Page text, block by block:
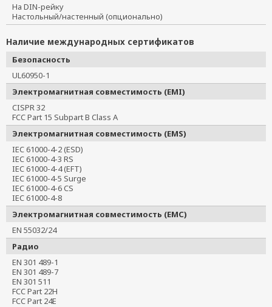
На DIN-рейку
Настольный/настенный (опционально)
Наличие международных сертификатов
Безопасность
UL60950-1
Электромагнитная совместимость (EMI)
CISPR 32
FCC Part 15 Subpart B Class A
Электромагнитная совместимость (EMS)
IEC 61000-4-2 (ESD)
IEC 61000-4-3 RS
IEC 61000-4-4 (EFT)
IEC 61000-4-5 Surge
IEC 61000-4-6 CS
IEC 61000-4-8
Электромагнитная совместимость (EMC)
EN 55032/24
Радио
EN 301 489-1
EN 301 489-7
EN 301 511
FCC Part 22H
FCC Part 24E